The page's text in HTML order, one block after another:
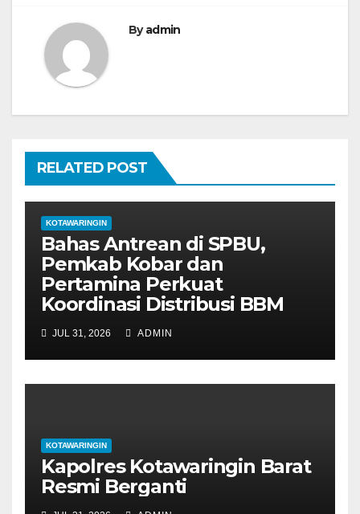
s
i
p
o
s
Byadmin
RELATED POST
KOTAWARINGIN
Bahas Antrean di SPBU,
Pemkab Kobar dan
Pertamina Perkuat
Koordinasi Distribusi BBM
JUL 31, 2026 ADMIN
KOTAWARINGIN
Kapolres Kotawaringin Barat
Resmi Berganti